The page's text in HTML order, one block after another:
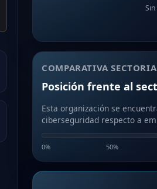
COMPARATIVA
Posición frente al
Esta organización se
ciberseguridad respecto a
0% 50%